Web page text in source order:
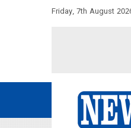
Friday, 7th August